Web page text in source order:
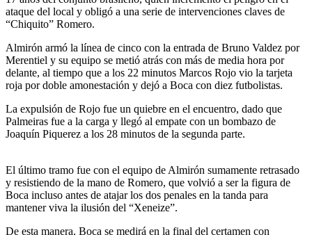
ataque del local y obligó a una serie de intervenciones claves de
“Chiquito” Romero.
Almirón armó la línea de cinco con la entrada de Bruno Valdez por
Merentiel y su equipo se metió atrás con más de media hora por
delante, al tiempo que a los 22 minutos Marcos Rojo vio la tarjeta
roja por doble amonestación y dejó a Boca con diez futbolistas.
La expulsión de Rojo fue un quiebre en el encuentro, dado que
Palmeiras fue a la carga y llegó al empate con un bombazo de
Joaquín Piquerez a los 28 minutos de la segunda parte.
El último tramo fue con el equipo de Almirón sumamente retrasado
y resistiendo de la mano de Romero, que volvió a ser la figura de
Boca incluso antes de atajar los dos penales en la tanda para
mantener viva la ilusión del “Xeneize”.
De esta manera, Boca se medirá en la final del certamen con